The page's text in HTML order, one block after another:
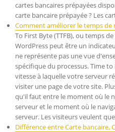
cartes bancaires prépayées
carte bancaire prépayée ? Les
Comment améliorer le temps de
To First Byte (TTFB), ou temps
WordPress peut être un
ne représente pas une vue
spécifique du processus. Time
vitesse à laquelle votre serveur
visiter une page de votre site.
qu'il faut entre le moment où le
serveur et le moment où le
serveur. Les visiteurs veulent
Différence entre Carte bancaire,